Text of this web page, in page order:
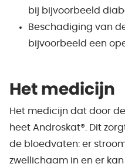
bij bijvoorbeeld
Beschadiging van
bijvoorbeeld een
Het medicijn
Het medicijn dat door
heet Androskat®. Dit
de bloedvaten: er
zwellichaam in en er